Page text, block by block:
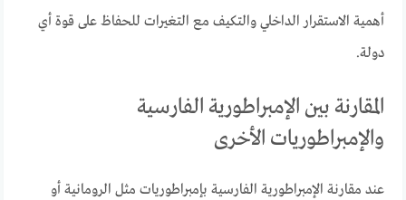
أهمية الاستقرار الداخلي والتكيف مع التغيرات للحفاظ على قوة أي
دولة.
المقارنة بين الإمبراطورية الفارسية
والإمبراطوريات الأخرى
عند مقارنة الإمبراطورية الفارسية بإمبراطوريات مثل الرومانية أو